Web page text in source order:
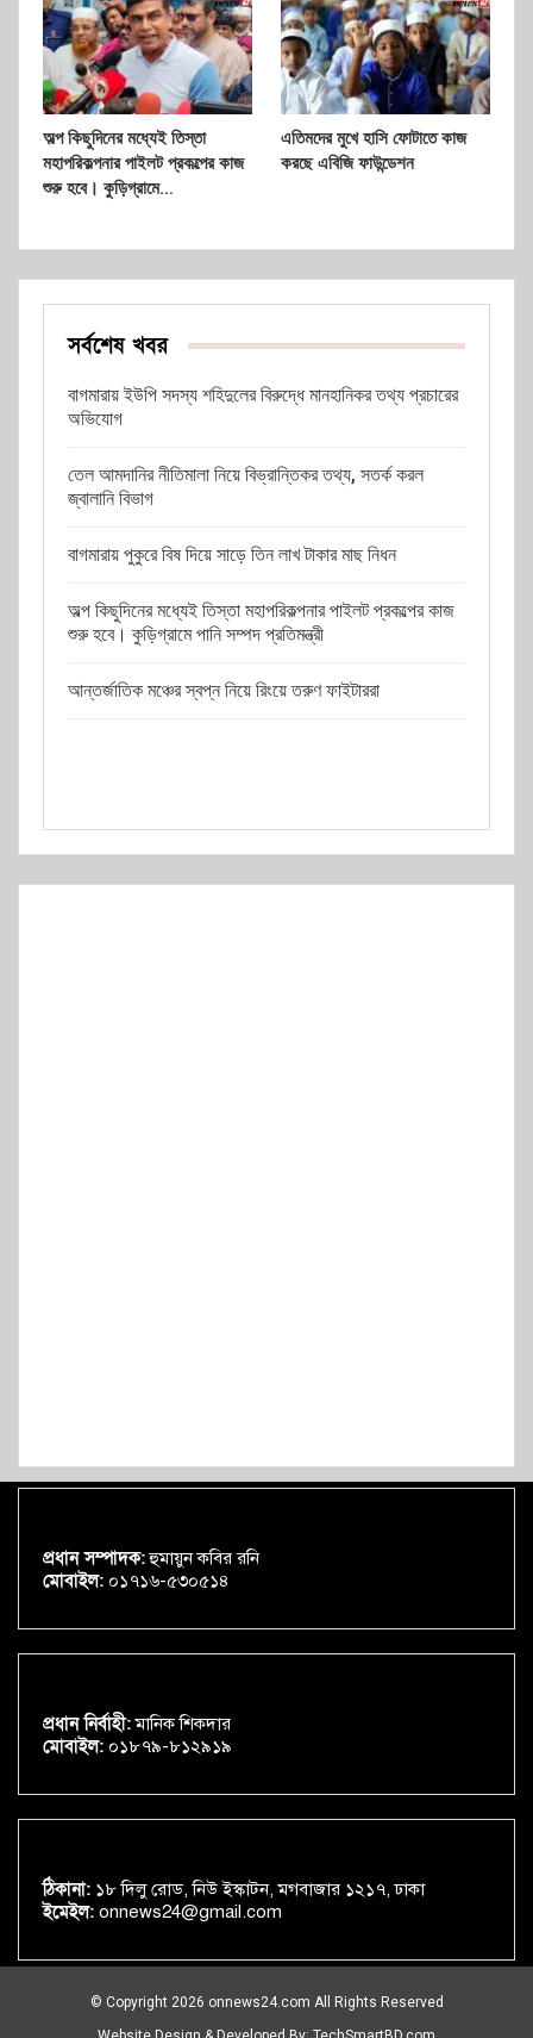
অল্প কিছুদিনের মধ্যেই তিস্তা
মহাপরিকল্পনার পাইলট প্রকল্পের কাজ
শুরু হবে। কুড়িগ্রামে…
এতিমদের মুখে হাসি ফোটাতে কাজ
করছে এবিজি ফাউন্ডেশন
সর্বশেষ খবর
বাগমারায় ইউপি সদস্য শহিদুলের বিরুদ্ধে মানহানিকর তথ্য প্রচারের
অভিযোগ
তেল আমদানির নীতিমালা নিয়ে বিভ্রান্তিকর তথ্য, সতর্ক করল
জ্বালানি বিভাগ
বাগমারায় পুকুরে বিষ দিয়ে সাড়ে তিন লাখ টাকার মাছ নিধন
অল্প কিছুদিনের মধ্যেই তিস্তা মহাপরিকল্পনার পাইলট প্রকল্পের কাজ
শুরু হবে। কুড়িগ্রামে পানি সম্পদ প্রতিমন্ত্রী
আন্তর্জাতিক মঞ্চের স্বপ্ন নিয়ে রিংয়ে তরুণ ফাইটাররা
প্রধান সম্পাদক:হুমায়ুন কবির রনি
মোবাইল: ০১৭১৬-৫৩০৫১৪
প্রধান নির্বাহী:মানিক শিকদার
মোবাইল: ০১৮৭৯-৮১২৯১৯
ঠিকানা: ১৮ দিলু রোড, নিউ ইস্কাটন, মগবাজার ১২১৭, ঢাকা
ইমেইল: onnews24@gmail.com
© Copyright 2026 onnews24.com All Rights Reserved